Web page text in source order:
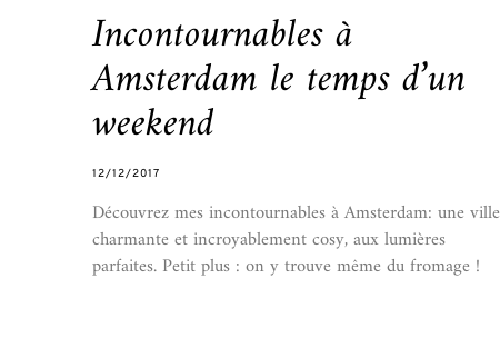
Incontournables à
Amsterdam le temps d’un
weekend
12/12/2017
Découvrez mes incontournables à Amsterdam: une ville
charmante et incroyablement cosy, aux lumières
parfaites. Petit plus : on y trouve même du fromage !